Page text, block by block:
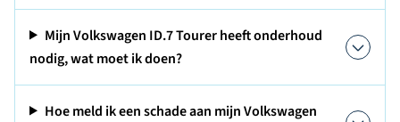
Mijn Volkswagen ID.7 Tourer heeft onderhoud
nodig, wat moet ik doen?
Hoe meld ik een schade aan mijn Volkswagen